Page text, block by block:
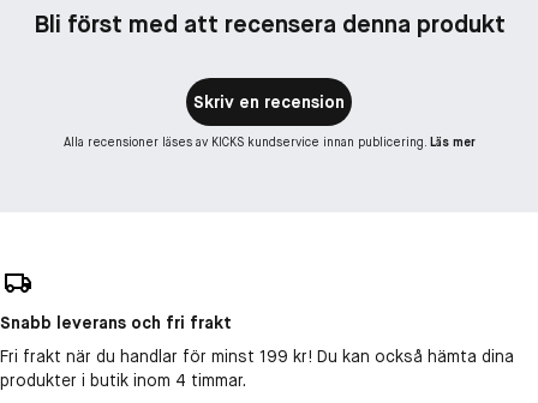
Bli först med att recensera denna produkt
Skriv en recension
Alla recensioner läses av KICKS kundservice innan publicering. Läs mer
Snabb leverans och fri frakt
Fri frakt när du handlar för minst 199 kr! Du kan också hämta dina
produkter i butik inom 4 timmar.